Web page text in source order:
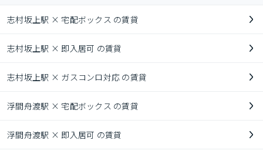
志村坂上駅 × 宅配ボックス の賃貸
志村坂上駅 × 即入居可 の賃貸
志村坂上駅 × ガスコンロ対応 の賃貸
浮間舟渡駅 × 宅配ボックス の賃貸
浮間舟渡駅 × 即入居可 の賃貸